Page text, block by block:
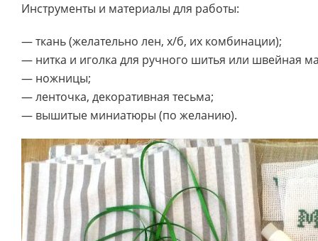
Инструменты и материалы для работы:
— ткань (желательно лен, х/б, их комбинации);
— нитка и иголка для ручного шитья или швейная
— ножницы;
— ленточка, декоративная тесьма;
— вышитые миниатюры (по желанию).